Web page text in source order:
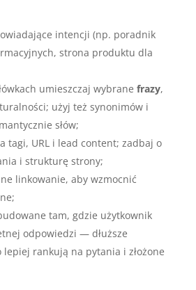
intencji (np. poradnik
strona produktu dla
umieszczaj wybrane frazy,
użyj też synonimów i
słów;
tagi, URL i lead content; zadbaj o
i strukturę strony;
linkowanie, aby wzmocnić
tam, gdzie użytkownik
odpowiedzi — dłuższe
rankują na pytania i złożone